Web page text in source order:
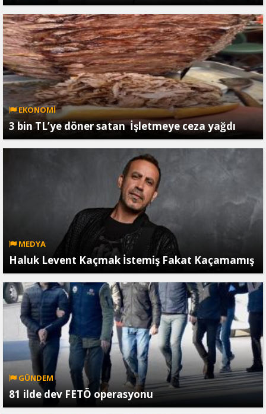
EKONOMİ
3 bin TL’ye döner satan İşletmeye ceza yağdı
MEDYA
Haluk Levent Kaçmak İstemiş Fakat Kaçamamış
GÜNDEM
81 ilde dev FETÖ operasyonu